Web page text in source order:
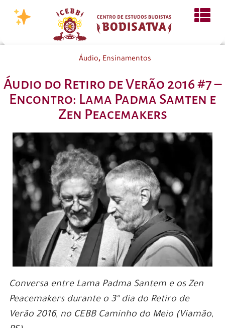
Áudio, Ensinamentos
Áudio do Retiro de Verão 2016 #7 –
Encontro: Lama Padma Samten e
Zen Peacemakers
Conversa entre Lama Padma Santem e os Zen
Peacemakers durante o 3º dia do Retiro de
Verão 2016, no CEBB Caminho do Meio (Viamão,